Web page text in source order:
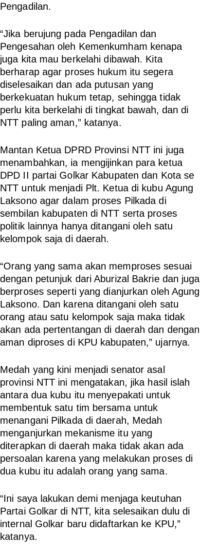
Pengadilan.
“Jika berujung pada Pengadilan dan
Pengesahan oleh Kemenkumham kenapa
juga kita mau berkelahi dibawah. Kita
berharap agar proses hukum itu segera
diselesaikan dan ada putusan yang
berkekuatan hukum tetap, sehingga tidak
perlu kita berkelahi di tingkat bawah, dan di
NTT paling aman,” katanya.
Mantan Ketua DPRD Provinsi NTT ini juga
menambahkan, ia mengijinkan para ketua
DPD II partai Golkar Kabupaten dan Kota se
NTT untuk menjadi Plt. Ketua di kubu Agung
Laksono agar dalam proses Pilkada di
sembilan kabupaten di NTT serta proses
politik lainnya hanya ditangani oleh satu
kelompok saja di daerah.
“Orang yang sama akan memproses sesuai
dengan petunjuk dari Aburizal Bakrie dan juga
berproses seperti yang dianjurkan oleh Agung
Laksono. Dan karena ditangani oleh satu
orang atau satu kelompok saja maka tidak
akan ada pertentangan di daerah dan dengan
aman diproses di KPU kabupaten,” ujarnya.
Medah yang kini menjadi senator asal
provinsi NTT ini mengatakan, jika hasil islah
antara dua kubu itu menyepakati untuk
membentuk satu tim bersama untuk
menangani Pilkada di daerah, Medah
menganjurkan mekanisme itu yang
diterapkan di daerah maka tidak akan ada
persoalan karena yang melakukan proses di
dua kubu itu adalah orang yang sama.
“Ini saya lakukan demi menjaga keutuhan
Partai Golkar di NTT, kita selesaikan dulu di
internal Golkar baru didaftarkan ke KPU,”
katanya.